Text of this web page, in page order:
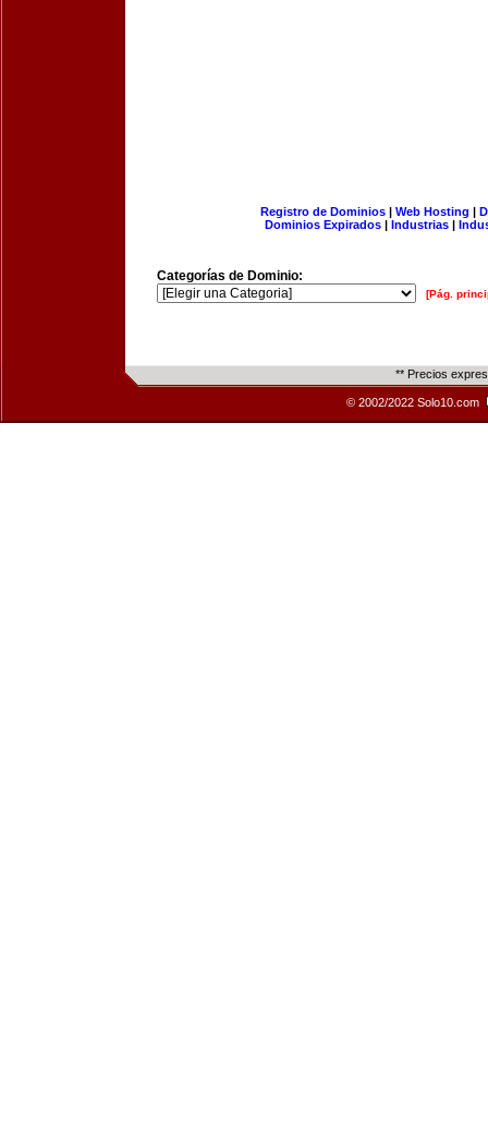
Registro de Dominios| Web Hosting |
Dominios Expirados | Industrias |
Categorías de Dominio:
[Pág.
** Precios
© 2002/2022 Solo10.com